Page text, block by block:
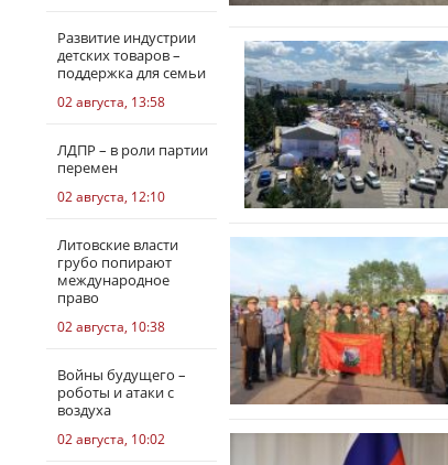
Развитие индустрии
детских товаров –
поддержка для семьи
02 августа, 13:58
ЛДПР – в роли партии
перемен
02 августа, 12:10
Литовские власти
грубо попирают
международное
право
02 августа, 10:38
Войны будущего –
роботы и атаки с
воздуха
02 августа, 10:02